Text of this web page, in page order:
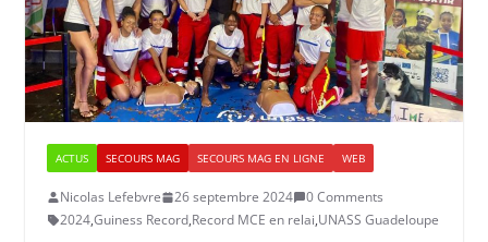
ACTUS SECOURS MAG SECOURS MAG EN LIGNE WEB
Nicolas Lefebvre 26 septembre 2024
0 Comments
2024,Guiness Record,Record MCE en relai,UNASS Guadeloupe